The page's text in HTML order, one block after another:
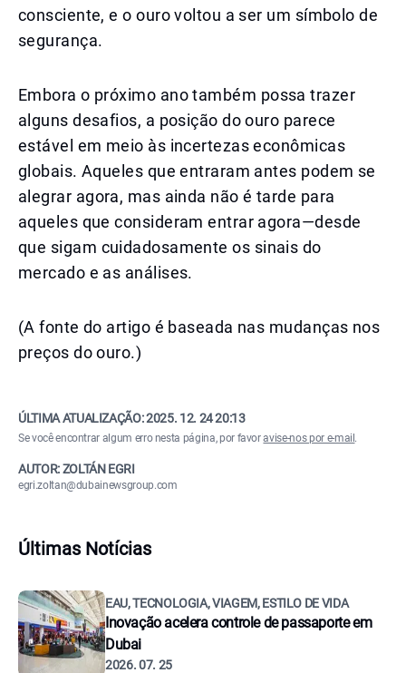
consciente, e o ouro voltou a ser um símbolo de
segurança.
Embora o próximo ano também possa trazer
alguns desafios, a posição do ouro parece
estável em meio às incertezas econômicas
globais. Aqueles que entraram antes podem se
alegrar agora, mas ainda não é tarde para
aqueles que consideram entrar agora—desde
que sigam cuidadosamente os sinais do
mercado e as análises.
(A fonte do artigo é baseada nas mudanças nos
preços do ouro.)
ÚLTIMA ATUALIZAÇÃO:2025. 12. 24 20:13
Se você encontrar algum erro nesta página, por favoravise-nos por e-mail .
AUTOR: ZOLTÁN EGRI
egri.zoltan@dubainewsgroup.com
Últimas Notícias
EAU, TECNOLOGIA, VIAGEM, ESTILO DE VIDA
Inovação acelera controle de passaporte em
Dubai
2026. 07. 25